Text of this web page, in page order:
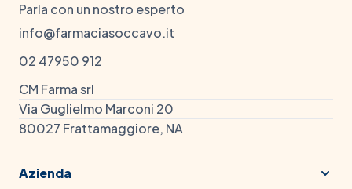
Parla con un nostro esperto
info@farmaciasoccavo.it
02 47950 912
CM Farma srl
Via Guglielmo Marconi 20
80027 Frattamaggiore, NA
Azienda